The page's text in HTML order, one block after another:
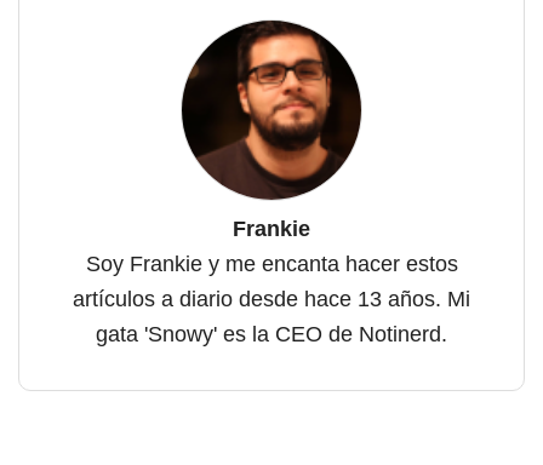
Frankie
Soy Frankie y me encanta hacer estos
artículos a diario desde hace 13 años. Mi
gata 'Snowy' es la CEO de Notinerd.